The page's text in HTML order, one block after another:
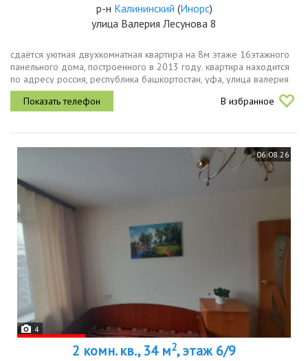
р-н Калининский (Инорс)
улица Валерия Лесунова 8
сдаётся уютная двухкомнатная квартира на 8м этаже 16этажного
панельного дома, построенного в 2013 году. квартира находится
по адресу россия, республика башкортостан, уфа, улица валерия
лесунова, 8. окна выходят во дворв квартире выполнен...
В избранное
06.08.26
4
2 комн. кв., 34 м2, этаж 6/9